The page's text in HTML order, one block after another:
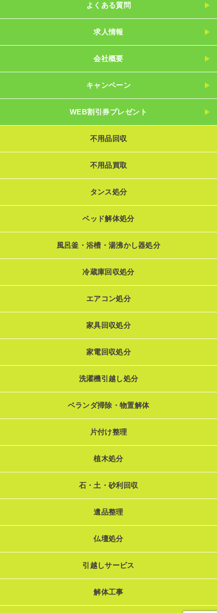
よくある質問
求人情報
会社概要
キャンペーン
WEB割引券プレゼント
不用品回収
不用品買取
タンス処分
ベッド解体処分
風呂釜・浴槽・湯沸かし器処分
冷蔵庫回収処分
エアコン処分
家具回収処分
家電回収処分
洗濯機引越し処分
ベランダ掃除・物置解体
片付け整理
植木処分
石・土・砂利回収
遺品整理
仏壇処分
引越しサービス
解体工事